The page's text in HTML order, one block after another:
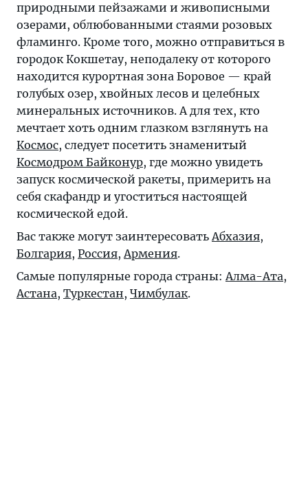
природными пейзажами и живописными
озерами, облюбованными стаями розовых
фламинго. Кроме того, можно отправиться в
городок Кокшетау, неподалеку от которого
находится курортная зона Боровое — край
голубых озер, хвойных лесов и целебных
минеральных источников. А для тех, кто
мечтает хоть одним глазком взглянуть на
Космос, следует посетить знаменитый
Космодром Байконур, где можно увидеть
запуск космической ракеты, примерить на
себя скафандр и угоститься настоящей
космической едой.
Вас также могут заинтересоватьАбхазия,
Болгария, Россия,Армения.
Самые популярные города страны:Алма-Ата,
Астана, Туркестан, Чимбулак.